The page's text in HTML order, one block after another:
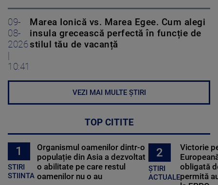
09-
08-
2026
10:41
Marea Ionică vs. Marea Egee. Cum alegi
insula grecească perfectă în funcție de
stilul tău de vacanță
VEZI MAI MULTE ȘTIRI
TOP CITITE
1
STIRI
STIINTA
Organismul oamenilor dintr-o
populație din Asia a dezvoltat
o abilitate pe care restul
oamenilor nu o au
2
ȘTIRI
ACTUALE
Victorie
obligată
permită